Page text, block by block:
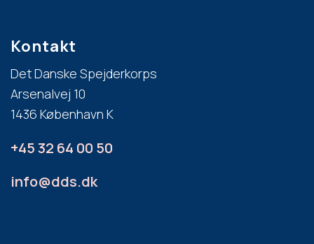
Kontakt
Det Danske Spejderkorps
Arsenalvej 10
1436 København K
+45 32 64 00 50
info@dds.dk